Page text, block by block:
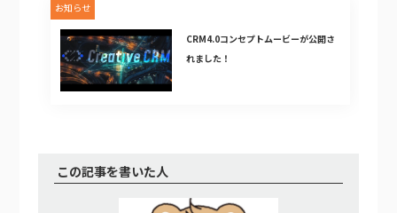
お知らせ
CRM4.0コンセプトムービーが公開さ
れました！
この記事を書いた人